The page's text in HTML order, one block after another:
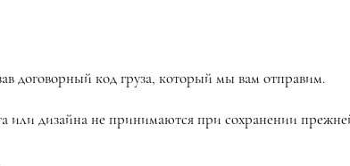
договорный код груза, который мы вам отправим.
или дизайна не принимаются при сохранении